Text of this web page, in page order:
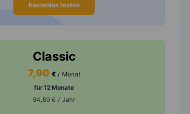
Kostenlos testen
Classic
7,90 € / Monat
für 12 Monate
94,80 € / Jahr